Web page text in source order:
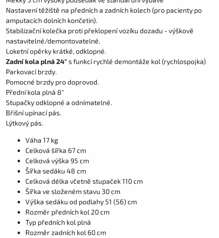
Nastavení těžiště na předních a zadních kolech (pro pacienty po
amputacích dolních končetin).
Stabilizační kolečka proti překlopení vozíku dozadu - výškově
nastavitelné/demontovatelné.
Loketní opěrky krátké, odklopné.
Zadní kolaplná 24"s funkcí rychlé demontáže kol (rychlospojka)
Parkovací brzdy.
Pomocné brzdy pro doprovod.
Přední kola plná 8"
Stupačky odklopné a odnímatelné.
Břišní upínací pás.
Lýtkový pás.
Váha 17 kg
Celková šířka 67 cm
Celková výška 95 cm
Šířka sedáku 48 cm
Celková délka včetně stupaček 110 cm
Šířka ve složeném stavu 30 cm
Výška sedáku od podlahy 51 (56) cm
Rozměr předních kol 20 cm
Typ předních kol plná
Rozměr zadních kol 60 cm